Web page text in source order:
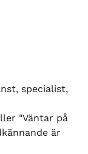
specialist,
"Väntar på
är